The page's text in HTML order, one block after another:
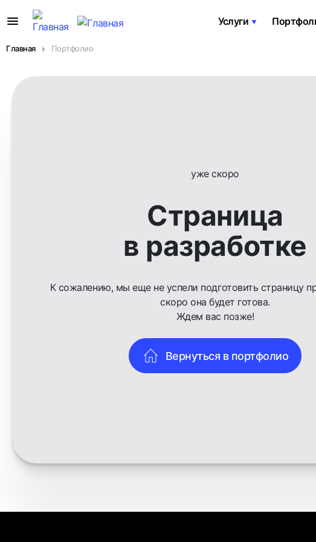
Услуги
Главная Портфолио
уже скоро
Страница
в разработке
К сожалению, мы еще не успели подготовить страницу
скоро она будет готова.
Ждем вас позже!
Вернуться в портфолио